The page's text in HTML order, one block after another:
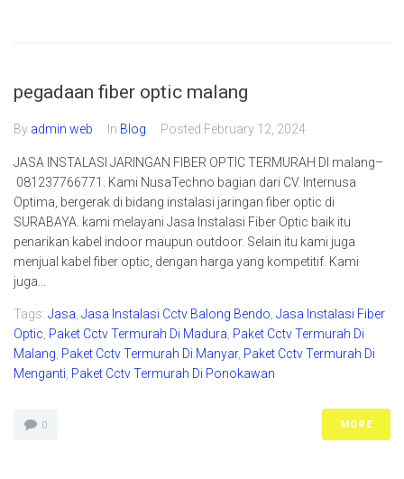
pegadaan fiber optic malang
By admin web In Blog Posted February 12, 2024
JASA INSTALASI JARINGAN FIBER OPTIC TERMURAH DI malang–
081237766771. Kami NusaTechno bagian dari CV. Internusa
Optima, bergerak di bidang instalasi jaringan fiber optic di
SURABAYA. kami melayani Jasa Instalasi Fiber Optic baik itu
penarikan kabel indoor maupun outdoor. Selain itu kami juga
menjual kabel fiber optic, dengan harga yang kompetitif. Kami
juga...
Tags: Jasa Jasa Instalasi Cctv Balong Bendo Jasa Instalasi Fiber
Optic Paket Cctv Termurah Di Madura Paket Cctv Termurah Di
Malang Paket Cctv Termurah Di Manyar, Paket Cctv Termurah Di
Menganti Paket Cctv Termurah Di Ponokawan
0 MORE